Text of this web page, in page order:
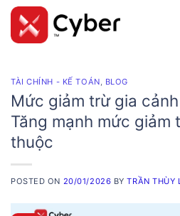
Skip
content
TÀI CHÍNH - KẾ TOÁN, BLOG
Mức giảm trừ gia
Tăng mạnh mức giảm
thuộc
POSTED ON 20/01/2026 BYTRẦN THÙY